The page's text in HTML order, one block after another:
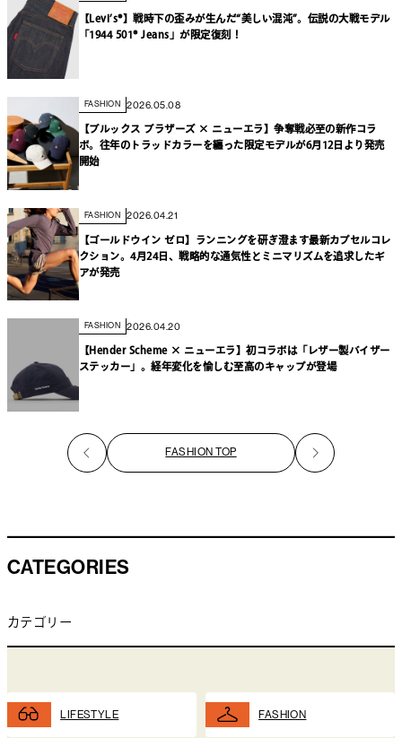
【Levi’s®】戦時下の歪みが生んだ“美しい混沌”。伝説の大戦モデル
「1944 501® Jeans」が限定復刻！
FASHION 2026.05.08
【ブルックス ブラザーズ × ニューエラ】争奪戦必至の新作コラ
ボ。往年のトラッドカラーを纏った限定モデルが6月12日より発売
開始
FASHION 2026.04.21
【ゴールドウイン ゼロ】ランニングを研ぎ澄ます最新カプセルコレ
クション。4月24日、戦略的な通気性とミニマリズムを追求したギ
アが発売
FASHION 2026.04.20
【Hender Scheme × ニューエラ】初コラボは「レザー製バイザー
ステッカー」。経年変化を愉しむ至高のキャップが登場
FASHION TOP
CATEGORIES
カテゴリー
LIFESTYLE FASHION